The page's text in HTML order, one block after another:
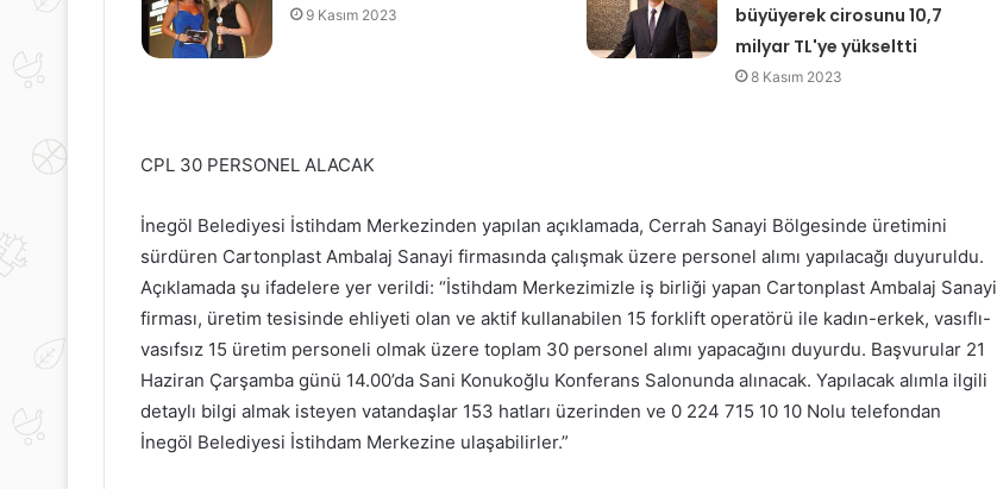
9 Kasım 2023
büyüyerek cirosunu 10,7
milyar TL'ye yükseltti
8 Kasım 2023
CPL 30 PERSONEL ALACAK
İnegöl Belediyesi İstihdam Merkezinden yapılan açıklamada, Cerrah Sanayi Bölgesinde üretimini
sürdüren Cartonplast Ambalaj Sanayi firmasında çalışmak üzere personel alımı yapılacağı duyuruldu.
Açıklamada şu ifadelere yer verildi: “İstihdam Merkezimizle iş birliği yapan Cartonplast Ambalaj Sanayi
firması, üretim tesisinde ehliyeti olan ve aktif kullanabilen 15 forklift operatörü ile kadın-erkek, vasıflı-
vasıfsız 15 üretim personeli olmak üzere toplam 30 personel alımı yapacağını duyurdu. Başvurular 21
Haziran Çarşamba günü 14.00’da Sani Konukoğlu Konferans Salonunda alınacak. Yapılacak alımla ilgili
detaylı bilgi almak isteyen vatandaşlar 153 hatları üzerinden ve 0 224 715 10 10 Nolu telefondan
İnegöl Belediyesi İstihdam Merkezine ulaşabilirler.”
AgeSA, Üçüncü Çeyrekte 1.055
Milyon TL Kara Ulaştı
Türkiye Finans ilk dokuz ayda ülke